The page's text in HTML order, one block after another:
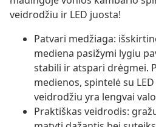
veidrodžiu ir LED juosta!
Patvari medžiaga:
mediena pasižymi lygiu
stabili ir atspari drėgmei.
medienos, spintelė su
veidrodžiu yra lengvai
Praktiškas veidrodis: